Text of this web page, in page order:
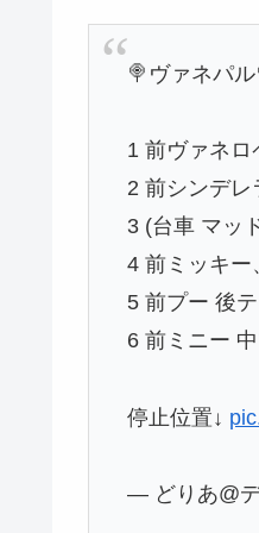
🍭ヴァネパル
1 前ヴァネロ
2 前シンデ
3 (台車 マッ
4 前ミッキー
5 前プー 後
6 前ミニー
停止位置↓
— どりあ@